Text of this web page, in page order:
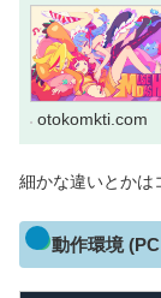
otokomkti.com
細かな違いとかは
動作環境